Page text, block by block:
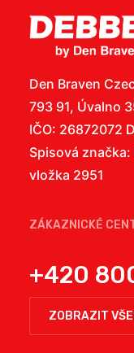
Den Braven
793 91, Úvalno
IČO: 26872072
Spisová
vložka 2951
ZÁKAZNICKÉ
+420
ZOBRAZIT